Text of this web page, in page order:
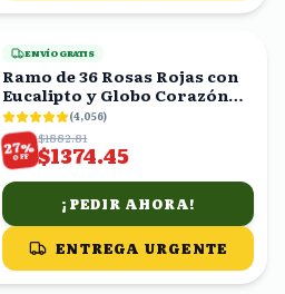
ENVÍO GRATIS
Ramo de 36 Rosas Rojas con
Eucalipto y Globo Corazón
'Bonita Me Encantas!'
(4,056)
27%
OFF
$1882.81
$1374.45
¡PEDIR AHORA!
ENTREGA URGENTE